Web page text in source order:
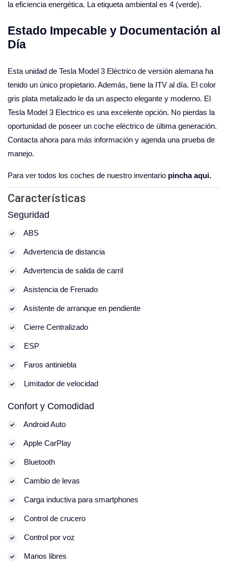
la eficiencia energética. La etiqueta ambiental es 4 (verde).
Estado Impecable y Documentación al
Día
Esta unidad de Tesla Model 3 Eléctrico de versión alemana ha
tenido un único propietario. Además, tiene la ITV al día. El color
gris plata metalizado le da un aspecto elegante y moderno. El
Tesla Model 3 Electrico es una excelente opción. No pierdas la
oportunidad de poseer un coche eléctrico de última generación.
Contacta ahora para más información y agenda una prueba de
manejo.
Para ver todos los coches de nuestro inventario pincha aqui.
Características
Seguridad
ABS
Advertencia de distancia
Advertencia de salida de carril
Asistencia de Frenado
Asistente de arranque en pendiente
Cierre Centralizado
ESP
Faros antiniebla
Limitador de velocidad
Confort y Comodidad
Android Auto
Apple CarPlay
Bluetooth
Cambio de levas
Carga inductiva para smartphones
Control de crucero
Control por voz
Manos libres